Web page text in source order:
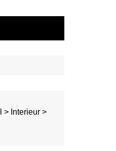
> Interieur >